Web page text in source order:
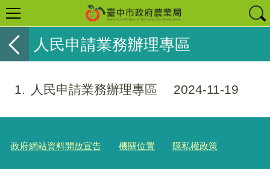
人民申請業務辦理專區
1 人民申請業務辦理專區 2024-11-19
政府網站資料開放宣告 機關位置 隱私權政策